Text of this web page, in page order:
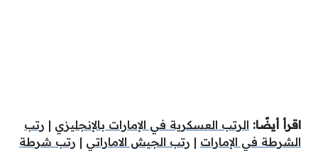
اقرأ أيضًا: الرتب العسكرية في الإمارات بالإنجليزي | رتب
الشرطة في الإمارات | رتب الجيش الاماراتي | رتب شرطة